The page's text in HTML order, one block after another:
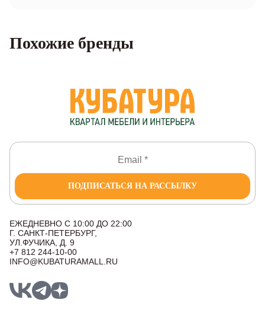
Похожие бренды
ПОДПИСАТЬСЯ НА РАССЫЛКУ
ЕЖЕДНЕВНО С 10:00 ДО 22:00
Г. САНКТ-ПЕТЕРБУРГ,
УЛ.ФУЧИКА, Д. 9
+7 812 244-10-00
INFO@KUBATURAMALL.RU